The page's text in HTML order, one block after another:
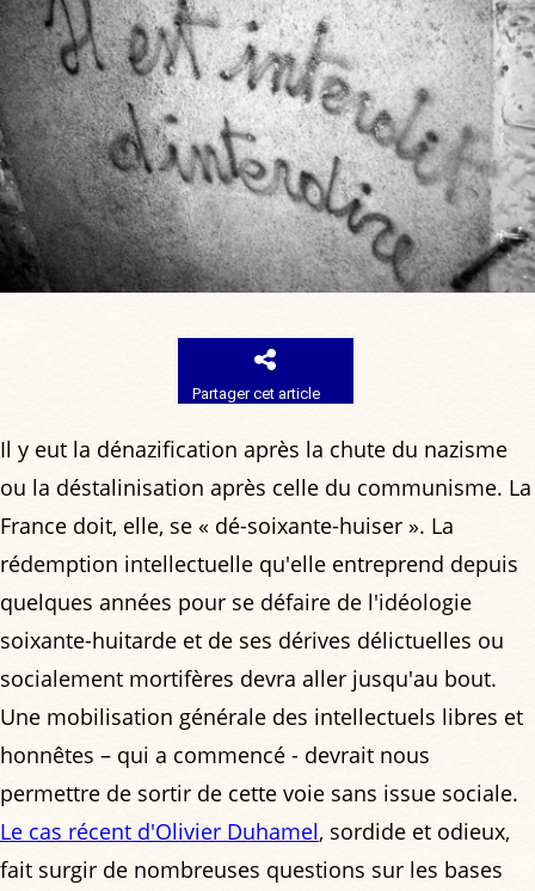
Partager cet article
Il y eut la dénazification après la chute du nazisme
ou la déstalinisation après celle du communisme. La
France doit, elle, se « dé-soixante-huiser ». La
rédemption intellectuelle qu'elle entreprend depuis
quelques années pour se défaire de l'idéologie
soixante-huitarde et de ses dérives délictuelles ou
socialement mortifères devra aller jusqu'au bout.
Une mobilisation générale des intellectuels libres et
honnêtes – qui a commencé - devrait nous
permettre de sortir de cette voie sans issue sociale.
Le cas récent d'Olivier Duhamel, sordide et odieux,
fait surgir de nombreuses questions sur les bases